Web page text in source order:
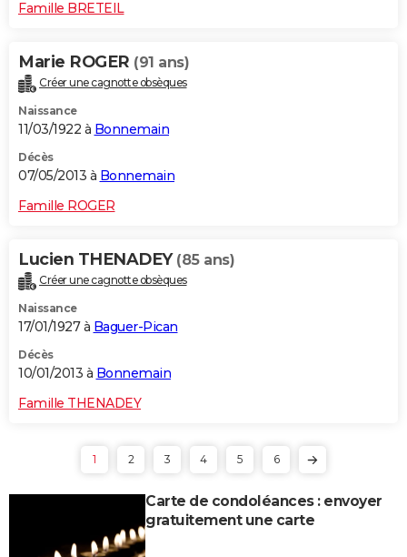
Famille BRETEIL
Marie ROGER (91 ans)
Créer une cagnotte obsèques
Naissance
11/03/1922 à Bonnemain
Décès
07/05/2013 à Bonnemain
Famille ROGER
Lucien THENADEY (85 ans)
Créer une cagnotte obsèques
Naissance
17/01/1927 à Baguer-Pican
Décès
10/01/2013 à Bonnemain
Famille THENADEY
1 2 3 4 5 6
Carte de condoléances : envoyer
gratuitement une carte